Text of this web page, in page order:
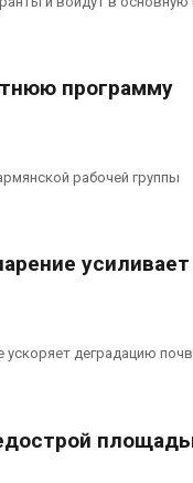
программу
рабочей группы
ускоряет деградацию